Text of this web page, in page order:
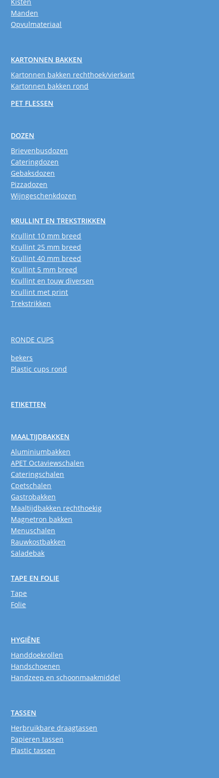
Manden
Opvulmateriaal
KARTONNEN BAKKEN
Kartonnen bakken rechthoek/vierkant
Kartonnen bakken rond
PET FLESSEN
DOZEN
Brievenbusdozen
Cateringdozen
Gebaksdozen
Pizzadozen
Wijngeschenkdozen
KRULLINT EN TREKSTRIKKEN
Krullint 10 mm breed
Krullint 25 mm breed
Krullint 40 mm breed
Krullint 5 mm breed
Krullint en touw diversen
Krullint met print
Trekstrikken
RONDE CUPS
bekers
Plastic cups rond
ETIKETTEN
MAALTIJDBAKKEN
Aluminiumbakken
APET Octaviewschalen
Cateringschalen
Cpetschalen
Gastrobakken
Maaltijdbakken rechthoekig
Magnetron bakken
Menuschalen
Rauwkostbakken
Saladebak
TAPE EN FOLIE
Tape
Folie
HYGIËNE
Handdoekrollen
Handschoenen
Handzeep en schoonmaakmiddel
TASSEN
Herbruikbare draagtassen
Papieren tassen
Plastic tassen